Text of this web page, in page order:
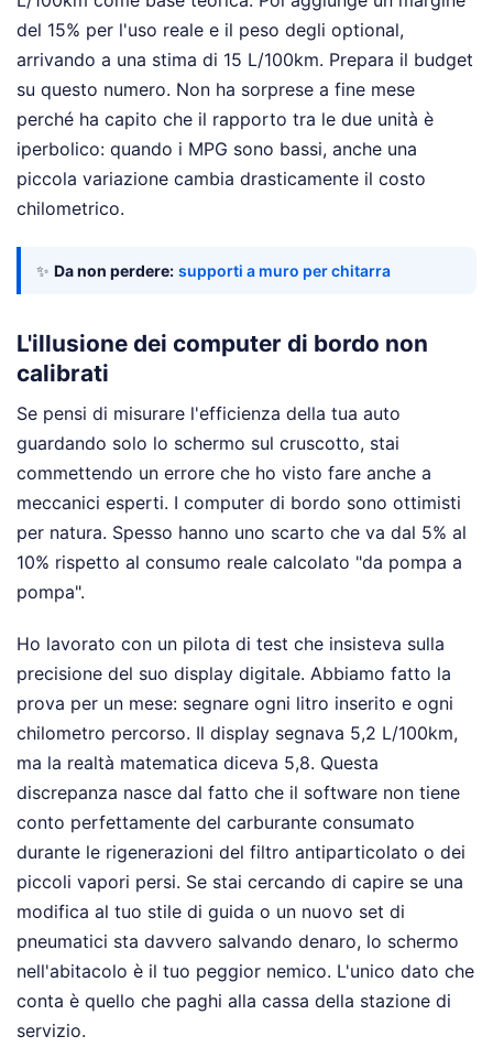
del 15% per l'uso reale e il peso degli optional,
arrivando a una stima di 15 L/100km. Prepara il budget
su questo numero. Non ha sorprese a fine mese
perché ha capito che il rapporto tra le due unità è
iperbolico: quando i MPG sono bassi, anche una
piccola variazione cambia drasticamente il costo
chilometrico.
✨ Da non perdere: supporti a muro per chitarra
L'illusione dei computer di bordo non
calibrati
Se pensi di misurare l'efficienza della tua auto
guardando solo lo schermo sul cruscotto, stai
commettendo un errore che ho visto fare anche a
meccanici esperti. I computer di bordo sono ottimisti
per natura. Spesso hanno uno scarto che va dal 5% al
10% rispetto al consumo reale calcolato "da pompa a
pompa".
Ho lavorato con un pilota di test che insisteva sulla
precisione del suo display digitale. Abbiamo fatto la
prova per un mese: segnare ogni litro inserito e ogni
chilometro percorso. Il display segnava 5,2 L/100km,
ma la realtà matematica diceva 5,8. Questa
discrepanza nasce dal fatto che il software non tiene
conto perfettamente del carburante consumato
durante le rigenerazioni del filtro antiparticolato o dei
piccoli vapori persi. Se stai cercando di capire se una
modifica al tuo stile di guida o un nuovo set di
pneumatici sta davvero salvando denaro, lo schermo
nell'abitacolo è il tuo peggior nemico. L'unico dato che
conta è quello che paghi alla cassa della stazione di
servizio.